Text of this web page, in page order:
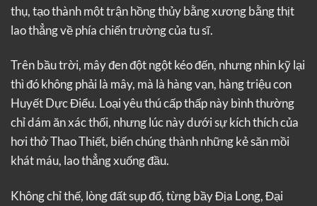
thụ, tạo thành một trận hồng thủy bằng xương bằng thịt
lao thẳng về phía chiến trường của tu sĩ.
Trên bầu trời, mây đen đột ngột kéo đến, nhưng nhìn kỹ lại
thì đó không phải là mây, mà là hàng vạn, hàng triệu con
Huyết Dực Điểu. Loại yêu thú cấp thấp này bình thường
chỉ dám ăn xác thối, nhưng lúc này dưới sự kích thích của
hơi thở Thao Thiết, biến chúng thành những kẻ săn mồi
khát máu, lao thẳng xuống đầu.
Không chỉ thế, lòng đất sụp đổ, từng bầy Địa Long, Đại